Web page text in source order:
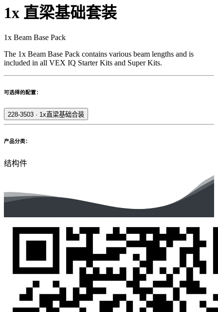
1x 直梁基础套装
1x Beam Base Pack
The 1x Beam Base Pack contains various beam lengths and is
included in all VEX IQ Starter Kits and Super Kits.
可选择的配置：
228-3503 · 1x直梁基础合装
产品分类：
结构件